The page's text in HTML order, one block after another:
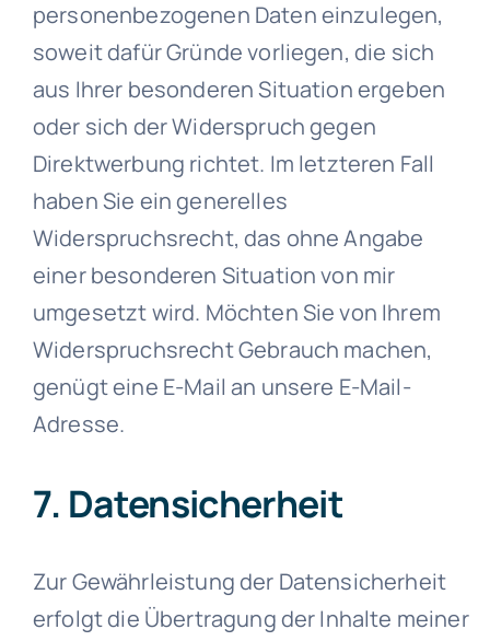
personenbezogenen Daten einzulegen,
soweit dafür Gründe vorliegen, die sich
aus Ihrer besonderen Situation ergeben
oder sich der Widerspruch gegen
Direktwerbung richtet. Im letzteren Fall
haben Sie ein generelles
Widerspruchsrecht, das ohne Angabe
einer besonderen Situation von mir
umgesetzt wird. Möchten Sie von Ihrem
Widerspruchsrecht Gebrauch machen,
genügt eine E-Mail an unsere E-Mail-
Adresse.
7. Datensicherheit
Zur Gewährleistung der Datensicherheit
erfolgt die Übertragung der Inhalte meiner